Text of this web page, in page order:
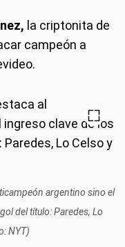
la criptonita de
campeón a
argentino sino el
del título: Paredes, Lo
NYT)